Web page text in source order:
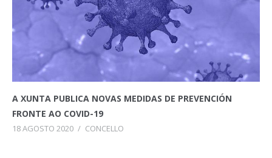
A XUNTA PUBLICA NOVAS MEDIDAS DE PREVENCIÓN
FRONTE AO COVID-19
18 AGOSTO 2020 / CONCELLO